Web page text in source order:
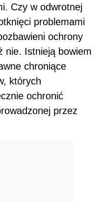
Czy w odwrotnej
problemami
ochrony
nie. Istnieją bowiem
chroniące
których
ochronić
przez